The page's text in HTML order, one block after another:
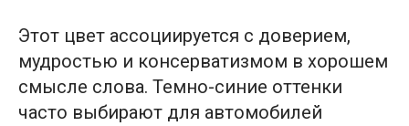
Этот цвет ассоциируется с доверием,
мудростью и консерватизмом в хорошем
смысле слова. Темно-синие оттенки
часто выбирают для автомобилей